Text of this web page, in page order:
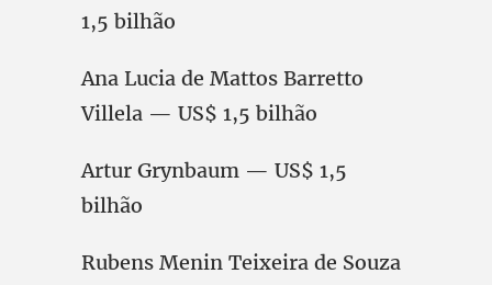
1,5 bilhão
Ana Lucia de Mattos Barretto
Villela — US$ 1,5 bilhão
Artur Grynbaum — US$ 1,5
bilhão
Rubens Menin Teixeira de Souza